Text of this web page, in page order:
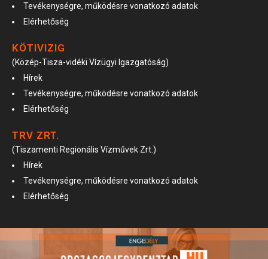
Tevékenységre, működésre vonatkozó adatok
Elérhetőség
KÖTIVIZIG
(Közép-Tisza-vidéki Vízügyi Igazgatóság)
Hírek
Tevékenységre, működésre vonatkozó adatok
Elérhetőség
TRV ZRT.
(Tiszamenti Regionális Vízművek Zrt.)
Hírek
Tevékenységre, működésre vonatkozó adatok
Elérhetőség